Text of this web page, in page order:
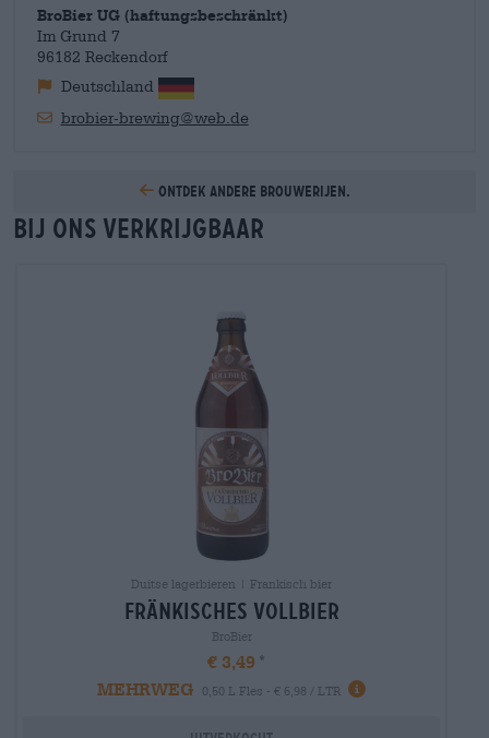
BroBier UG (haftungsbeschränkt)
Im Grund 7
96182 Reckendorf
Deutschland
brobier-brewing@web.de
Ontdek andere brouwerijen.
Bij ons verkrijgbaar
Duitse lagerbieren | Frankisch bier
fränkisches vollbier
BroBier
€ 3,49
MEHRWEG
0,50 L Fles - € 6,98 / LTR